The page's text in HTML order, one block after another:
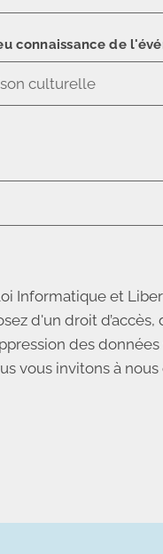
connaissance de
Informatique et
d'un droit
des données
vous invitons à nous